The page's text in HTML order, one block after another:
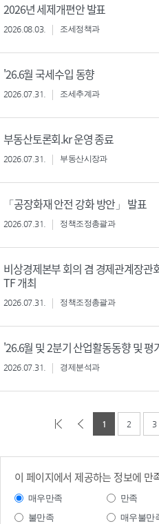
2026년 세제개편안 발표
2026.08.03. 조세정책과
'26.6월 국세수입 동향
2026.07.31. 조세추계과
부동산토론회.kr 운영 종료
2026.07.31. 부동산시장과
「공장화재 안전 강화 방안」 발표
2026.07.31. 정책조정총괄과
비상경제본부 회의 겸 경제관계장
TF 개최
2026.07.31. 정책조정총괄과
'26.6월 및 2분기 산업활동동향 및 평
2026.07.31. 경제분석과
1 2 3
이 페이지에서 제공하는 정보에 만
매우만족 만족
불만족
매우불만